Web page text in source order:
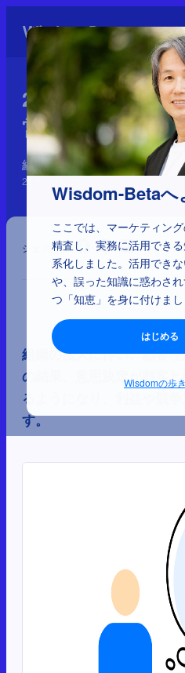
Wisdom-Betaへ
ここでは、マーケティン
精査し、実務に活用でき
系化しました。活用でき
や、誤った知識に惑わさ
つ「知恵」を身に付けまし
はじめる
Wisdomの歩
2-3-2：組織が大
営者も組織も顧
経営とマーケティングの理解
2025年7月2日
シェア
組織の拡大に伴い、顧客
の結果、意思決定が顧客
るようになり、利益や競
す。